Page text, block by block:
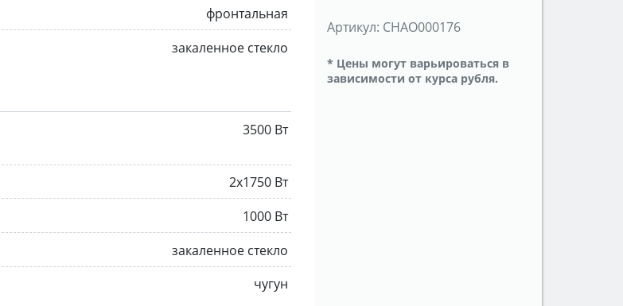
фронтальная
закаленное стекло
3500 Вт
2x1750 Вт
1000 Вт
закаленное стекло
чугун
Артикул: CHAO000176
* Цены могут варьироваться в
зависимости от курса рубля.